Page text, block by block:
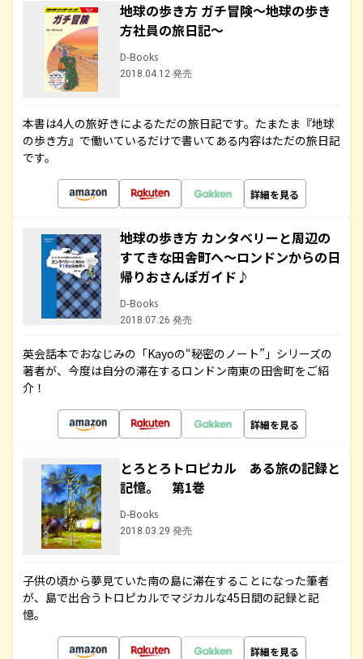
地球の歩き方 ガチ冒険～地球の歩き
方社員の旅日記～
D-Books
2018.04.12 発売
本書は4人の旅好きによるただの旅日記です。たまたま『地球
の歩き方』で働いているだけで書いてある内容はただの旅日記
です。
詳細を見る
地球の歩き方 カンタベリーと周辺の
すてきな田舎町へ～ロンドンからの日
帰りおさんぽガイド♪
D-Books
2018.07.26 発売
英会話本でおなじみの「Kayoの“秘密のノート”」シリーズの
著者が、今度は自分の滞在するロンドン南東の田舎町をご紹
介！
詳細を見る
とろとろトロピカル ある旅の記録と
記憶。 第1巻
D-Books
2018.03.29 発売
子供の頃から夢見ていた南の島に滞在することになった筆者
が、島で出合うトロピカルでマジカルな45日間の記録と記
憶。
詳細を見る